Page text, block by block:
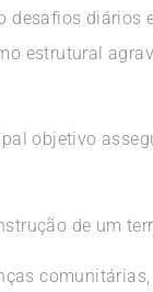
desafios diários
estrutural
objetivo
de um